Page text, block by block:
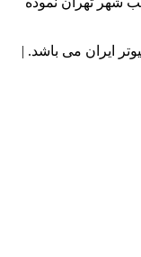
ایران می باشد. |